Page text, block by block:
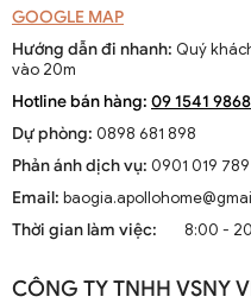
GOOGLE MAP
Hướng dẫn đi nhanh: Quý
vào 20m
Hotline bán hàng: 09 1541 9868
Dự phòng: 0898 681 898
Phản ánh dịch vụ: 0901 019 789
Email:
Thời gian làm việc:
8:00 -
CÔNG TY TNHH VSNY